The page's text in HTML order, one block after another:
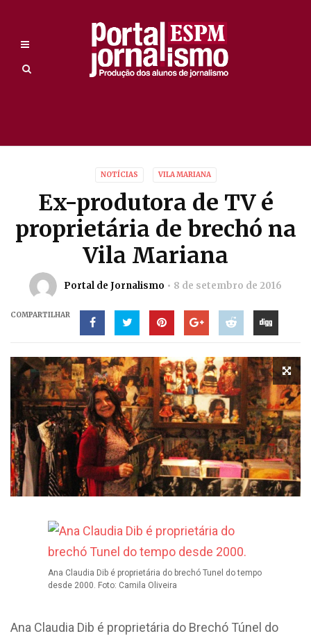
NOTÍCIAS VILA MARIANA
Ex-produtora de TV é
proprietária de brechó na
Vila Mariana
Portal de Jornalismo 8 de setembro de 2016
COMPARTILHAR
Ana Claudia Dib é proprietária do brechó Tunel do tempo
desde 2000. Foto: Camila Oliveira
Ana Claudia Dib é proprietária do Brechó Túnel do